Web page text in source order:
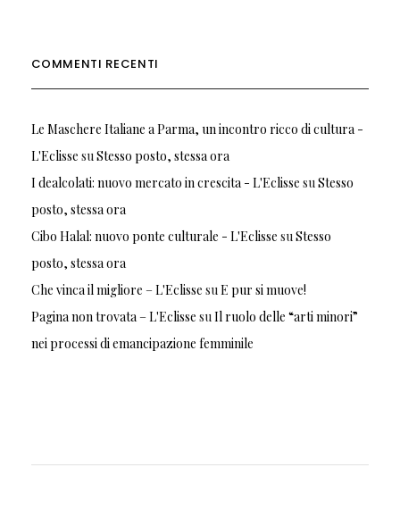
COMMENTI RECENTI
Le Maschere Italiane a Parma, un incontro ricco di cultura -
L'Eclisse suStesso posto, stessa ora
I dealcolati: nuovo mercato in crescita - L'Eclisse suStesso
posto, stessa ora
Cibo Halal: nuovo ponte culturale - L'Eclisse suStesso
posto, stessa ora
Che vinca il migliore – L'Eclisse suE pur si muove!
Pagina non trovata – L'Eclisse suIl ruolo delle “arti minori”
nei processi di emancipazione femminile